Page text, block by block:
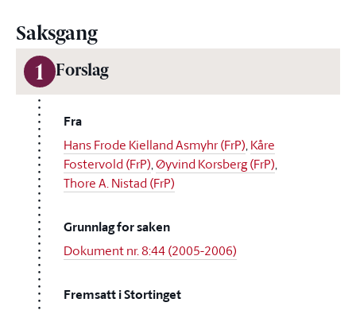
Saksgang
1 Forslag
Fra
Hans Frode Kielland Asmyhr (FrP),Kåre
Fostervold (FrP),Øyvind Korsberg (FrP),
Thore A. Nistad (FrP)
Grunnlag for saken
Dokument nr. 8:44 (2005-2006)
Fremsatt i Stortinget